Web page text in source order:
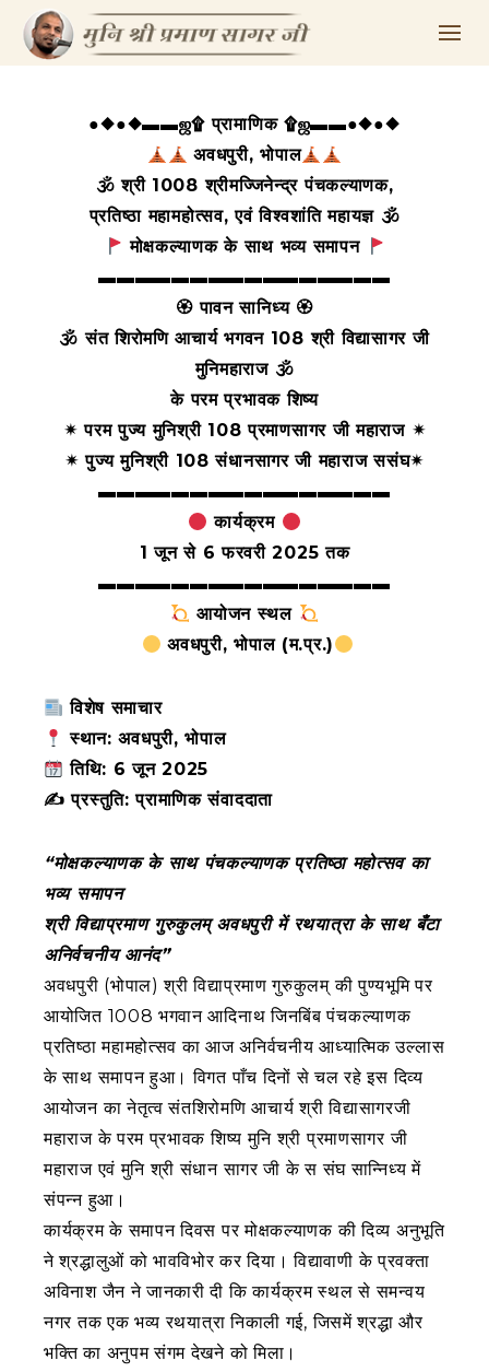
●◆●◆▬▬ஜ۩ प्रामाणिक ۩ஜ▬▬●◆●◆
अवधपुरी, भोपाल
🕉 श्री 1008 श्रीमज्जिनेन्द्र पंचकल्याणक,
प्रतिष्ठा महामहोत्सव, एवं विश्वशांति महायज्ञ 🕉
मोक्षकल्याणक के साथ भव्य समापन
▬▬▬▬▬▬▬▬▬▬▬▬▬▬▬▬
🏵 पावन सानिध्य 🏵
🕉 संत शिरोमणि आचार्य भगवन 108श्री विद्यासागर जी
मुनिमहाराज 🕉
के परम प्रभावक शिष्य
✴ परम पुज्य मुनिश्री 108 प्रमाणसागर जीमहाराज ✴
✴ पुज्य मुनिश्री 108 संधानसागर जी महाराज ससंघ✴
▬▬▬▬▬▬▬▬▬▬▬▬▬▬▬▬
कार्यक्रम
1 जून से 6 फरवरी 2025 तक
▬▬▬▬▬▬▬▬▬▬▬▬▬▬▬▬
आयोजन स्थल
अवधपुरी, भोपाल (म.प्र.)
विशेष समाचार
स्थान: अवधपुरी, भोपाल
तिथि: 6 जून 2025
✍ प्रस्तुति: प्रामाणिक संवाददाता
“मोक्षकल्याणक के साथ पंचकल्याणक प्रतिष्ठा महोत्सव का
भव्य समापन
श्री विद्याप्रमाण गुरुकुलम् अवधपुरी में रथयात्रा के साथ बँटा
अनिर्वचनीय आनंद”
अवधपुरी (भोपाल) श्री विद्याप्रमाण गुरुकुलम् की पुण्यभूमि पर
आयोजित 1008 भगवान आदिनाथ जिनबिंब पंचकल्याणक
प्रतिष्ठा महामहोत्सव का आज अनिर्वचनीय आध्यात्मिक उल्लास
के साथ समापन हुआ। विगत पाँच दिनों से चल रहे इस दिव्य
आयोजन का नेतृत्व संतशिरोमणि आचार्य श्री विद्यासागरजी
महाराज के परम प्रभावक शिष्य मुनि श्री प्रमाणसागर जी
महाराज एवं मुनि श्री संधान सागर जी के स संघ सान्निध्य में
संपन्न हुआ।
कार्यक्रम के समापन दिवस पर मोक्षकल्याणक की दिव्य अनुभूति
ने श्रद्धालुओं को भावविभोर कर दिया। विद्यावाणी के प्रवक्ता
अविनाश जैन ने जानकारी दी कि कार्यक्रम स्थल से समन्वय
नगर तक एक भव्य रथयात्रा निकाली गई, जिसमें श्रद्धा और
भक्ति का अनुपम संगम देखने को मिला।